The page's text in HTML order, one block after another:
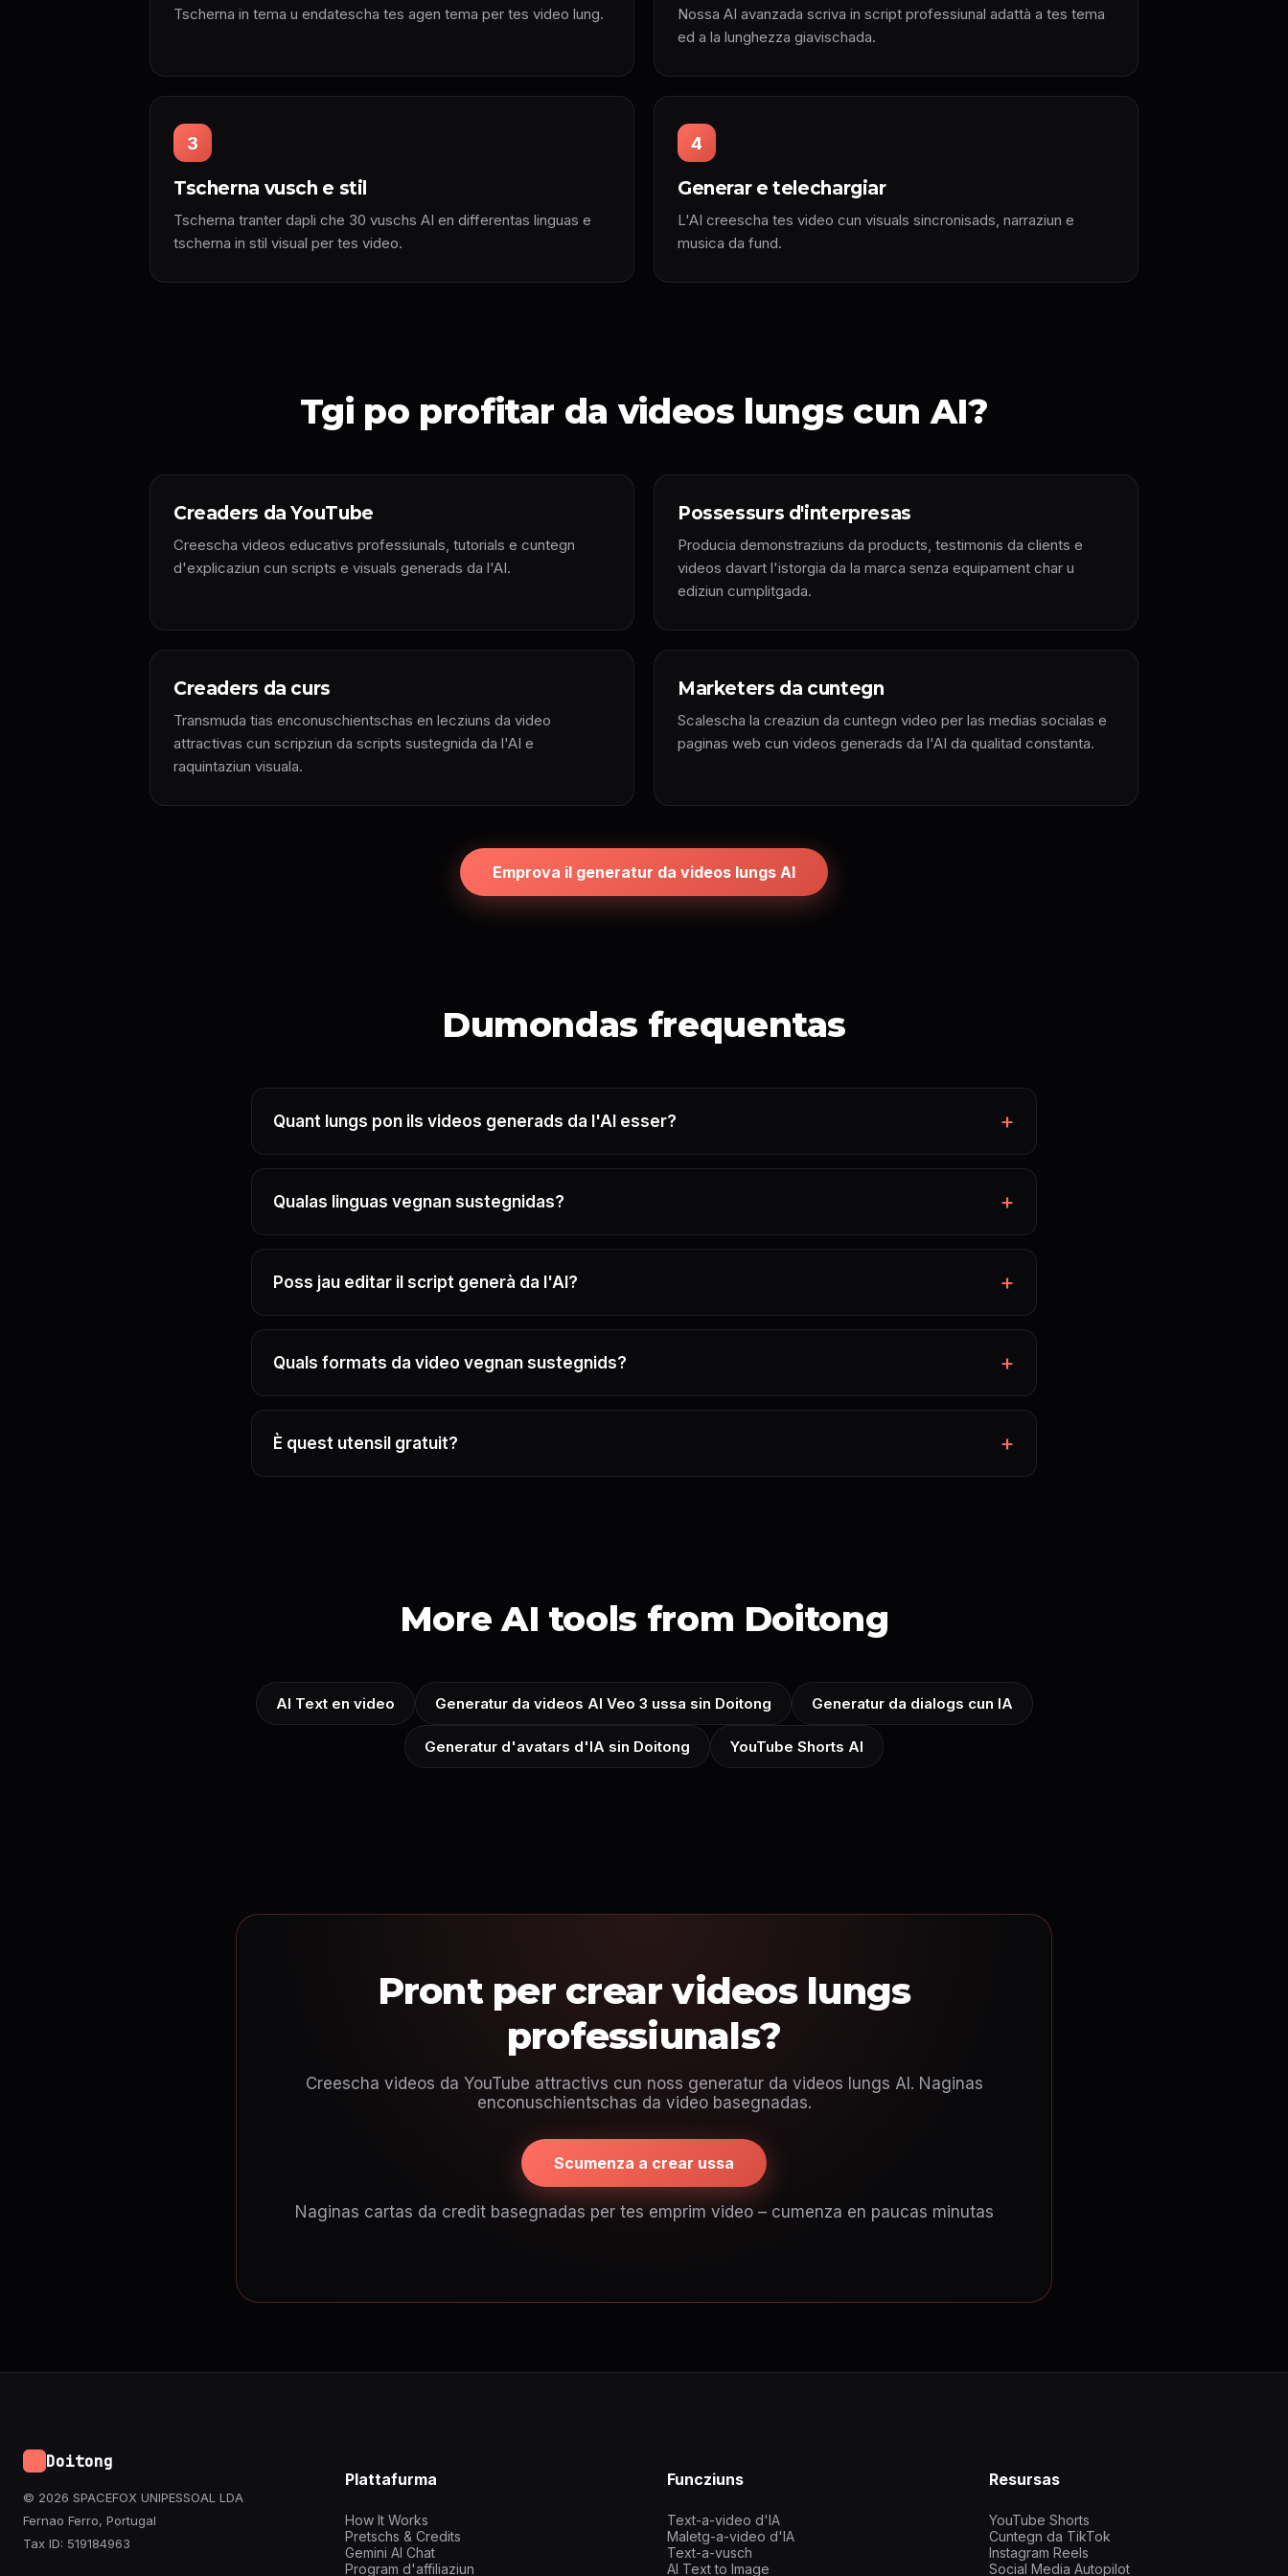
Tscherna in tema u endatescha tes agen tema per tes video lung.
Nossa AI avanzada scriva in script professiunal adattà a tes tema
ed a la lunghezza giavischada.
3
Tscherna vusch e stil
Tscherna tranter dapli che 30 vuschs AI en differentas linguas e
tscherna in stil visual per tes video.
4
Generar e telechargiar
L'AI creescha tes video cun visuals sincronisads, narraziun e
musica da fund.
Tgi po profitar da videos lungs cun AI?
Creaders da YouTube
Creescha videos educativs professiunals, tutorials e cuntegn
d'explicaziun cun scripts e visuals generads da l'AI.
Possessurs d'interpresas
Producia demonstraziuns da products, testimonis da clients e
videos davart l'istorgia da la marca senza equipament char u
ediziun cumplitgada.
Creaders da curs
Transmuda tias enconuschientschas en lecziuns da video
attractivas cun scripziun da scripts sustegnida da l'AI e
raquintaziun visuala.
Marketers da cuntegn
Scalescha la creaziun da cuntegn video per las medias socialas e
paginas web cun videos generads da l'AI da qualitad constanta.
Emprova il generatur da videos lungs AI
Dumondas frequentas
Quant lungs pon ils videos generads da l'AI esser?
Qualas linguas vegnan sustegnidas?
Poss jau editar il script generà da l'AI?
Quals formats da video vegnan sustegnids?
È quest utensil gratuit?
More AI tools from Doitong
AI Text en video Generatur da videos AI Veo 3 ussa sin Doitong Generatur da dialogs cun IA
Generatur d'avatars d'IA sin Doitong YouTube Shorts AI
Pront per crear videos lungs
professiunals?
Creescha videos da YouTube attractivs cun noss generatur da videos lungs AI. Naginas
enconuschientschas da video basegnadas.
Scumenza a crear ussa
Naginas cartas da credit basegnadas per tes emprim video – cumenza en paucas minutas
Doitong
© 2026 SPACEFOX UNIPESSOAL LDA
Fernao Ferro, Portugal
Tax ID: 519184963
Plattafurma
How It Works
Pretschs & Credits
Gemini AI Chat
Program d'affiliaziun
Funcziuns
Text-a-video d'IA
Maletg-a-video d'IA
Text-a-vusch
AI Text to Image
Resursas
YouTube Shorts
Cuntegn da TikTok
Instagram Reels
Social Media Autopilot